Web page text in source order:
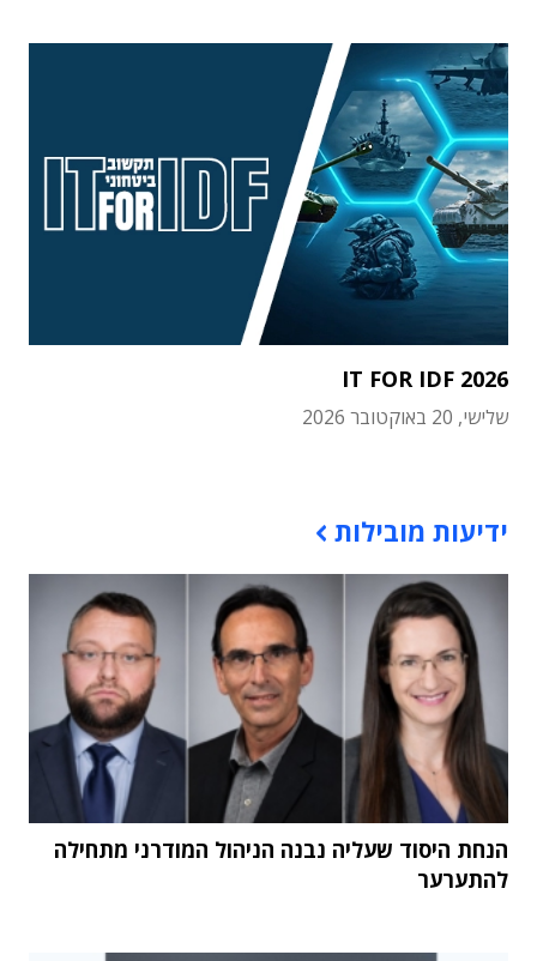
IT FOR IDF 2026
שלישי, 20 באוקטובר 2026
ידיעות מובילות
הנחת היסוד שעליה נבנה הניהול המודרני מתחילה
להתערער